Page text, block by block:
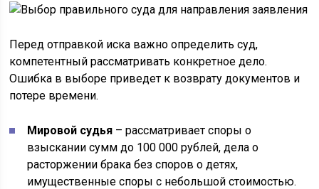
Перед отправкой иска важно определить суд,
компетентный рассматривать конкретное дело.
Ошибка в выборе приведет к возврату документов и
потере времени.
Мировой судья – рассматривает споры о
взыскании сумм до 100 000 рублей, дела о
расторжении брака без споров о детях,
имущественные споры с небольшой стоимостью.